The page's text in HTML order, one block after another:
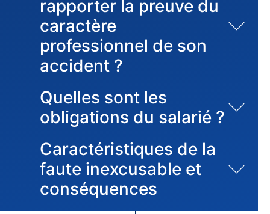
rapporter la preuve du
caractère
professionnel de son
accident ?
Quelles sont les
obligations du salarié ?
Caractéristiques de la
faute inexcusable et
conséquences